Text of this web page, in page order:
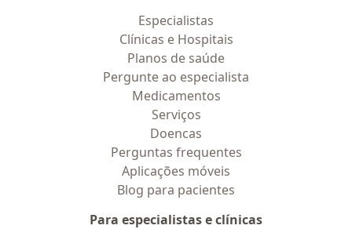
Especialistas
Clínicas e Hospitais
Planos de saúde
Pergunte ao especialista
Medicamentos
Serviços
Doencas
Perguntas frequentes
Aplicações móveis
Blog para pacientes
Para especialistas e clínicas